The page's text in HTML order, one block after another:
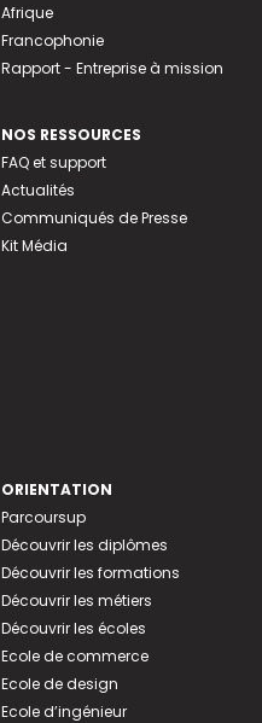
Afrique
Francophonie
Rapport - Entreprise à mission
NOS RESSOURCES
FAQ et support
Actualités
Communiqués de Presse
Kit Média
ORIENTATION
Parcoursup
Découvrir les diplômes
Découvrir les formations
Découvrir les métiers
Découvrir les écoles
Ecole de commerce
Ecole de design
Ecole d’ingénieur